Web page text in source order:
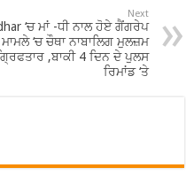
Next
‘ਚ ਮਾਂ -ਧੀ ਨਾਲ ਹੋਏ ਗੈਂਗਰੇਪ
ਮਾਮਲੇ ‘ਚ ਚੌਥਾ ਨਾਬਾਲਿਗ ਮੁਲਜ਼ਮ
,ਬਾਕੀ 4 ਦਿਨ ਦੇ ਪੁਲਸ
ਰਿਮਾਂਡ ‘ਤੇ